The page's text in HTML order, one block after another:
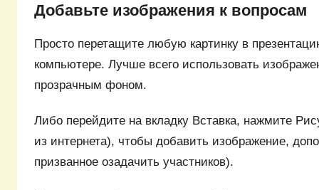
Добавьте изображения к вопросам
Просто перетащите любую картинку в
компьютере. Лучше всего использовать
прозрачным фоном.
Либо перейдите на вкладку Вставка, нажмите
из интернета), чтобы добавить изображение,
призванное озадачить участников).